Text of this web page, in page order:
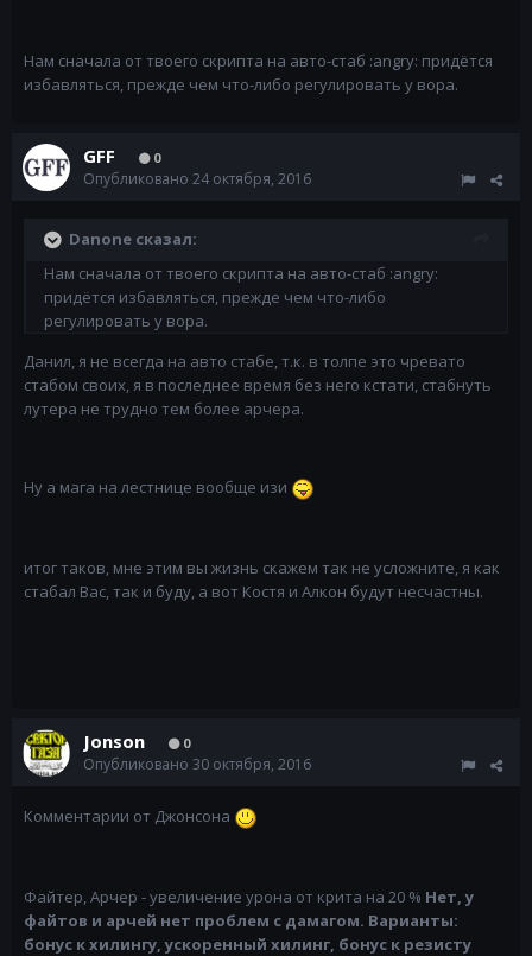
Нам сначала от твоего скрипта на авто-стаб :angry: придётся
избавляться, прежде чем что-либо регулировать у вора.
GFF 0
Опубликовано 24 октября, 2016
Danone сказал:
Нам сначала от твоего скрипта на авто-стаб :angry:
придётся избавляться, прежде чем что-либо
регулировать у вора.
Данил, я не всегда на авто стабе, т.к. в толпе это чревато
стабом своих, я в последнее время без него кстати, стабнуть
лутера не трудно тем более арчера.
Ну а мага на лестнице вообще изи
итог таков, мне этим вы жизнь скажем так не усложните, я как
стабал Вас, так и буду, а вот Костя и Алкон будут несчастны.
Jonson 0
Опубликовано 30 октября, 2016
Комментарии от Джонсона
Файтер, Арчер - увеличение урона от крита на 20 % Нет, у
файтов и арчей нет проблем с дамагом. Варианты:
бонус к хилингу, ускоренный хилинг, бонус к резисту